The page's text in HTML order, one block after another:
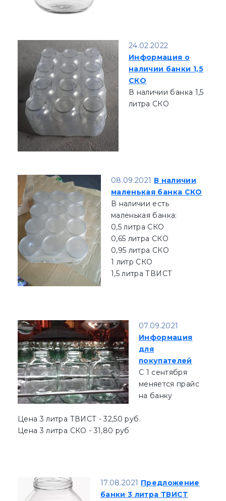
24.02.2022
Информация о
наличии банки 1,5
СКО
В наличии банка 1,5
литра СКО
08.09.2021 В наличии
маленькая банка СКО
В наличии есть
маленькая банка:
0,5 литра СКО
0,65 литра СКО
0,95 литра СКО
1 литр СКО
1,5 литра ТВИСТ
07.09.2021
Информация
для
покупателей
С 1 сентября
меняется прайс
на банку
Цена 3 литра ТВИСТ - 32,50 руб.
Цена 3 литра СКО - 31,80 руб
17.08.2021 Предложение
банки 3 литра ТВИСТ